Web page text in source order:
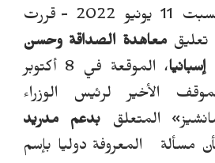
2022 -
قررت
معاهدة الصداقة وحسن
، الموقعة في 8 أكتوبر
الأخير لرئيس الوزراء
المتعلق بدعم مدريد
مسألة المعروفة دوليا بإسم